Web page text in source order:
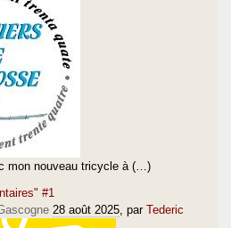
mon nouveau tricycle à (…)
#1
28 août 2025 , par Tederic